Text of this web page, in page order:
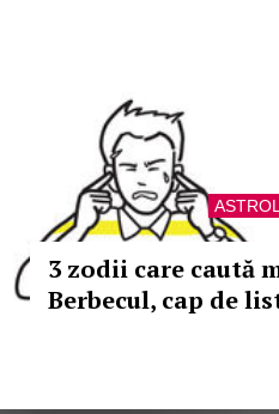
3 zodii care caută
Berbecul, cap de